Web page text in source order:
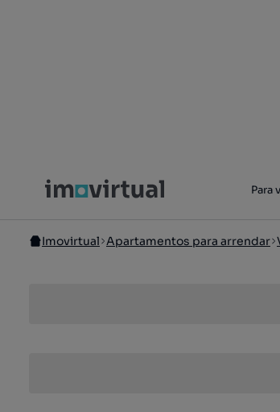
Para
Imovirtual Apartamentos para arrendar